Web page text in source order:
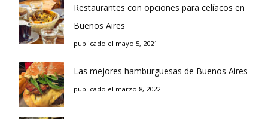
Restaurantes con opciones para celíacos en
Buenos Aires
publicado el mayo 5, 2021
Las mejores hamburguesas de Buenos Aires
publicado el marzo 8, 2022